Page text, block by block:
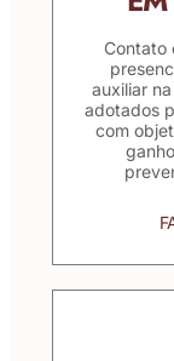
Contato
auxiliar
adotados
com